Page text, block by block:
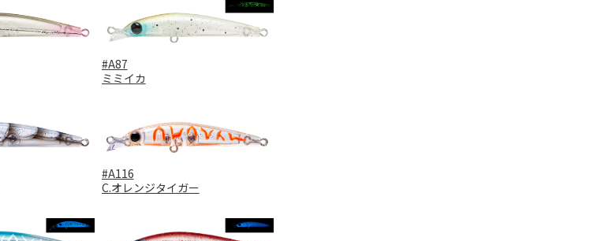
#A87
ミミイカ
#A116
C.オレンジタイガー